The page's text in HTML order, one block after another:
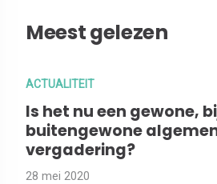
Meest gelezen
ACTUALITEIT
Is het nu een gewone,
buitengewone
vergadering?
28 mei 2020